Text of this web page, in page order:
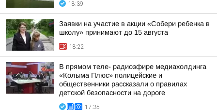
18:39
Заявки на участие в акции «Собери ребенка в
школу» принимают до 15 августа
18:22
В прямом теле- радиоэфире медиахолдинга
«Колыма Плюс» полицейские и
общественники рассказали о правилах
детской безопасности на дороге
17:35